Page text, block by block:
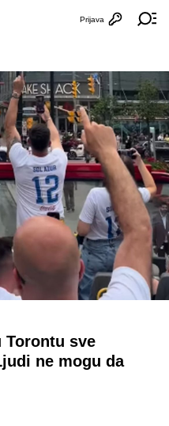
Otvori
Prijava
Torontu sve
ne mogu da